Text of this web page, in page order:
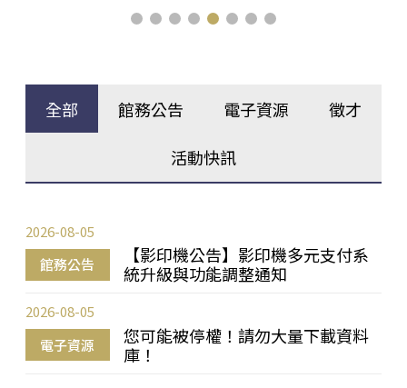
全部 館務公告 電子資源 徵才
活動快訊
館務公告
【影印機公告】影印機多元支付系
統升級與功能調整通知
2026-08-05
電子資源
您可能被停權！請勿大量下載資料
庫！
2026-08-05